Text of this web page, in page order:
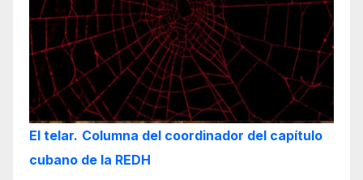
El telar. Columna del coordinador del capítulo
cubano de la REDH